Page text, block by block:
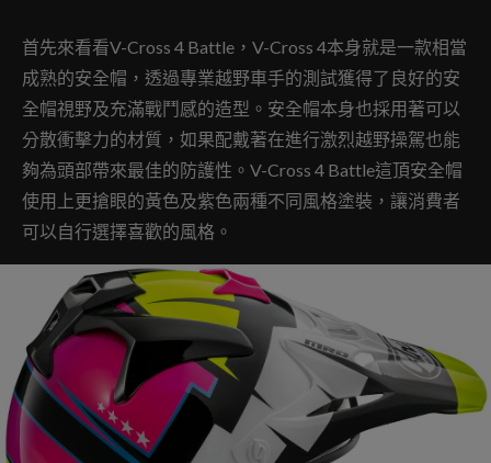
首先來看看V-Cross 4 Battle，V-Cross 4本身就是一款相當
成熟的安全帽，透過專業越野車手的測試獲得了良好的安
全帽視野及充滿戰鬥感的造型。安全帽本身也採用著可以
分散衝擊力的材質，如果配戴著在進行激烈越野操駕也能
夠為頭部帶來最佳的防護性。V-Cross 4 Battle這頂安全帽
使用上更搶眼的黃色及紫色兩種不同風格塗裝，讓消費者
可以自行選擇喜歡的風格。